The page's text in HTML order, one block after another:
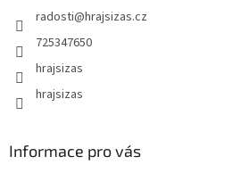
radosti@hrajsizas.cz
725347650
hrajsizas
hrajsizas
Informace pro vás